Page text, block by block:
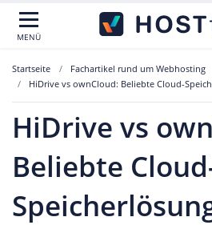
MENÜ
Startseite
Fachartikel rund um Webhosting
HiDrive vs ownCloud: Beliebte Cloud-
HiDrive vs
Beliebte